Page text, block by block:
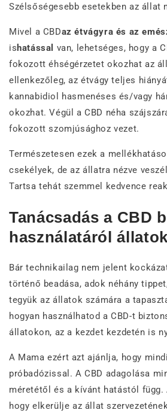
Szélsőségesebb esetekben az állat
Mivel a CBDaz étvágyra és az
ishatással van, lehetséges, hogy a
fokozott éhségérzetet okozhat az
ellenkezőleg, az étvágy teljes
kannabidiol hasmenéses és/vagy
okozhat. Végül a CBD néha
fokozott szomjúsághoz vezet.
Természetesen ezek a
csekélyek, de az állatra nézve
Tartsa tehát szemmel kedvence
Tanácsadás a CBD
használatáról
Bár technikailag nem jelent
történő beadása, adok néhány
tegyük az állatok számára a
hogyan használhatod a CBD-t
állatokon, az a kezdet kezdetén is
A Mama ezért azt ajánlja, hogy
próbadózissal. A CBD adagolása
méretétől és a kívánt hatástól függ.
hogy elkerülje az állat